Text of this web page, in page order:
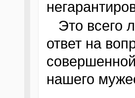
Это всего лишь один из примеров. Мораль:
ответ на
нашего